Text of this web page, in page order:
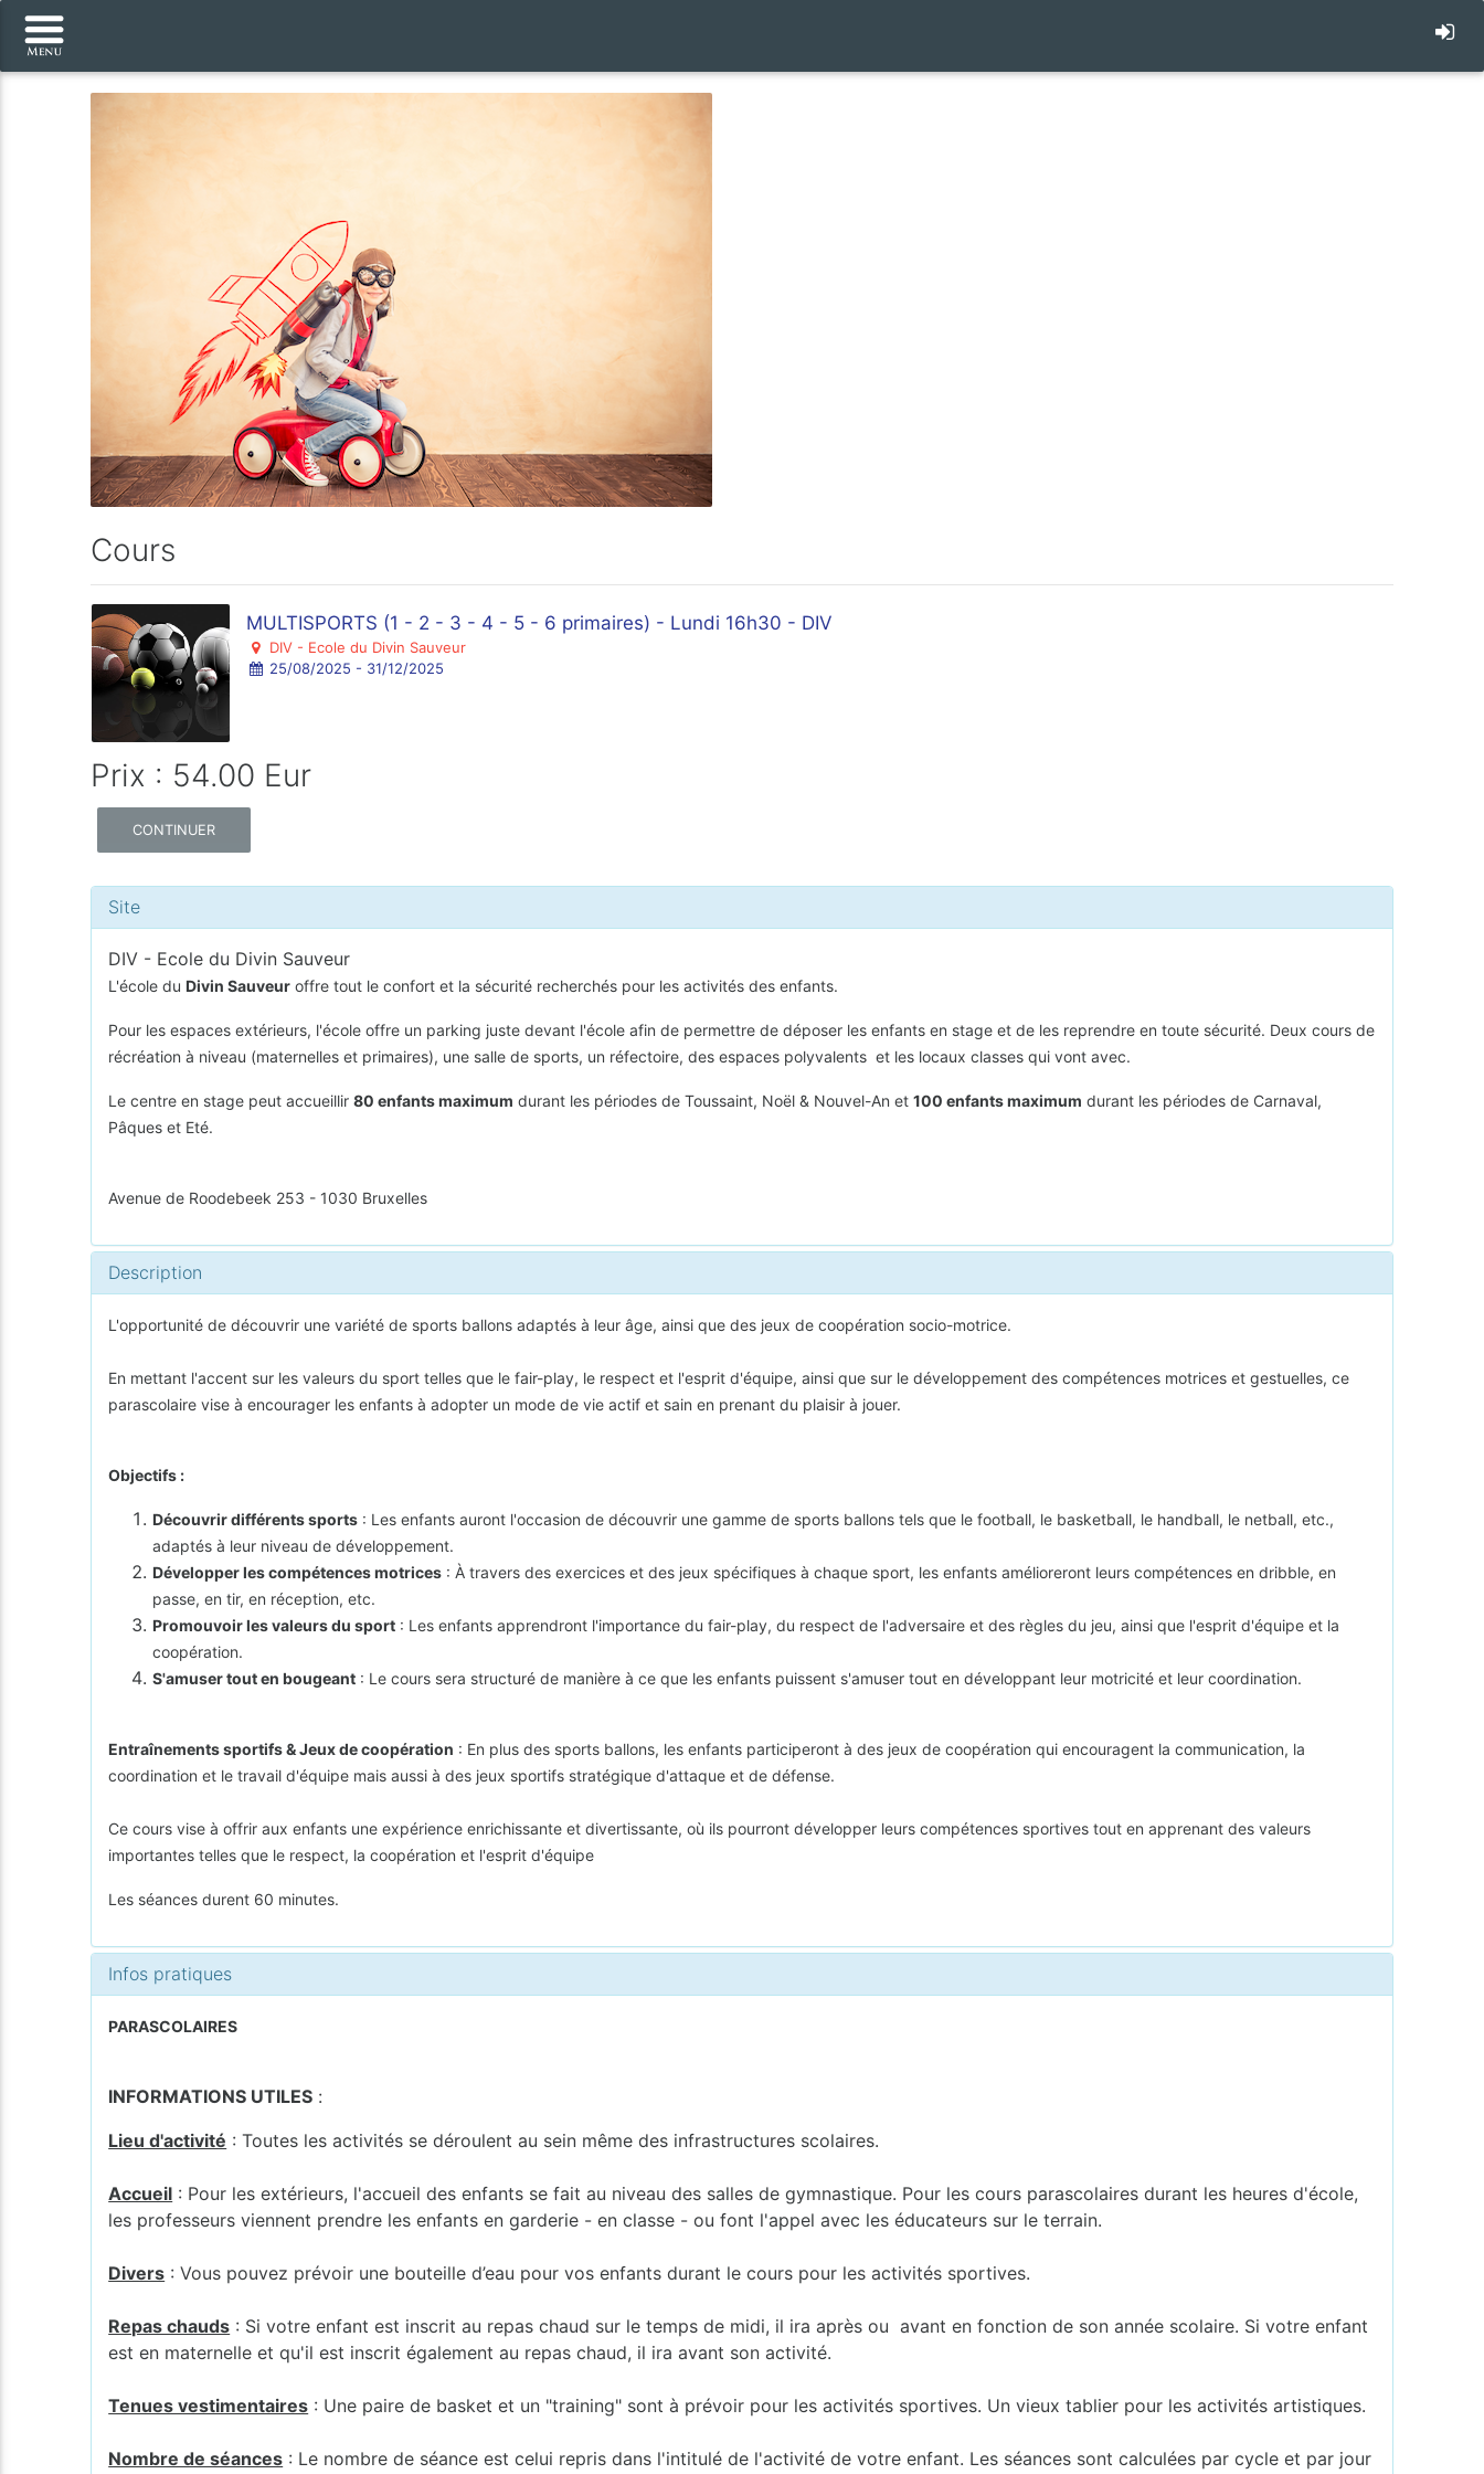
Cours
MULTISPORTS (1 - 2 - 3 - 4 - 5 - 6 primaires) - Lundi 16h30 - DIV
DIV - Ecole du Divin Sauveur
25/08/2025 - 31/12/2025
Prix : 54.00 Eur
CONTINUER
Site
DIV - Ecole du Divin Sauveur
L'école duDivin Sauveur offre tout le confort et la sécurité recherchés pour les activités des enfants.
Pour les espaces extérieurs, l'école offre un parking juste devant l'école afin de permettre de déposer les enfants en stage et de les reprendre en toute sécurité. Deux cours de
récréation à niveau (maternelles et primaires), une salle de sports, un réfectoire, des espaces polyvalents et les locaux classes qui vont avec.
Le centre en stage peut accueillir80 enfants maximum durant les périodes de Toussaint, Noël & Nouvel-An et100 enfants maximum durant les périodes de Carnaval,
Pâques et Eté.
Avenue de Roodebeek 253 - 1030 Bruxelles
Description
L'opportunité de découvrir une variété de sports ballons adaptés à leur âge, ainsi que des jeux de coopération socio-motrice.
En mettant l'accent sur les valeurs du sport telles que le fair-play, le respect et l'esprit d'équipe, ainsi que sur le développement des compétences motrices et gestuelles, ce
parascolaire vise à encourager les enfants à adopter un mode de vie actif et sain en prenant du plaisir à jouer.
Objectifs :
Découvrir différents sports : Les enfants auront l'occasion de découvrir une gamme de sports ballons tels que le football, le basketball, le handball, le netball, etc.,
adaptés à leur niveau de développement.
Développer les compétences motrices : À travers des exercices et des jeux spécifiques à chaque sport, les enfants amélioreront leurs compétences en dribble, en
passe, en tir, en réception, etc.
Promouvoir les valeurs du sport : Les enfants apprendront l'importance du fair-play, du respect de l'adversaire et des règles du jeu, ainsi que l'esprit d'équipe et la
coopération.
S'amuser tout en bougeant : Le cours sera structuré de manière à ce que les enfants puissent s'amuser tout en développant leur motricité et leur coordination.
Entraînements sportifs & Jeux de coopération : En plus des sports ballons, les enfants participeront à des jeux de coopération qui encouragent la communication, la
coordination et le travail d'équipe mais aussi à des jeux sportifs stratégique d'attaque et de défense.
Ce cours vise à offrir aux enfants une expérience enrichissante et divertissante, où ils pourront développer leurs compétences sportives tout en apprenant des valeurs
importantes telles que le respect, la coopération et l'esprit d'équipe
Les séances durent 60 minutes.
Infos pratiques
PARASCOLAIRES
INFORMATIONS UTILES :
Lieu d'activité : Toutes les activités se déroulent au sein même des infrastructures scolaires.
Accueil : Pour les extérieurs, l'accueil des enfants se fait au niveau des salles de gymnastique. Pour les cours parascolaires durant les heures d'école,
les professeurs viennent prendre les enfants en garderie - en classe - ou font l'appel avec les éducateurs sur le terrain.
Divers : Vous pouvez prévoir une bouteille d’eau pour vos enfants durant le cours pour les activités sportives.
Repas chauds : Si votre enfant est inscrit au repas chaud sur le temps de midi, il ira après ou avant en fonction de son année scolaire. Si votre enfant
est en maternelle et qu'il est inscrit également au repas chaud, il ira avant son activité.
Tenues vestimentaires : Une paire de basket et un "training" sont à prévoir pour les activités sportives. Un vieux tablier pour les activités artistiques.
Nombre de séances : Le nombre de séance est celui repris dans l'intitulé de l'activité de votre enfant. Les séances sont calculées par cycle et par jour